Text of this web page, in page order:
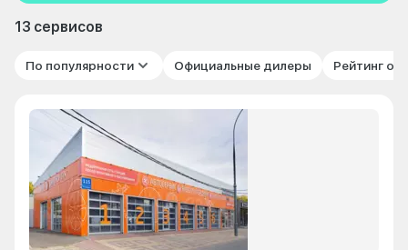
13 сервисов
По популярности Официальные дилеры Рейтинг